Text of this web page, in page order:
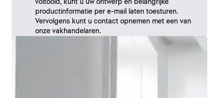
voltooid, kunt u uw ontwerp en belangrijke
productinformatie per e-mail laten toesturen.
Vervolgens kunt u contact opnemen met een van
onze vakhandelaren.